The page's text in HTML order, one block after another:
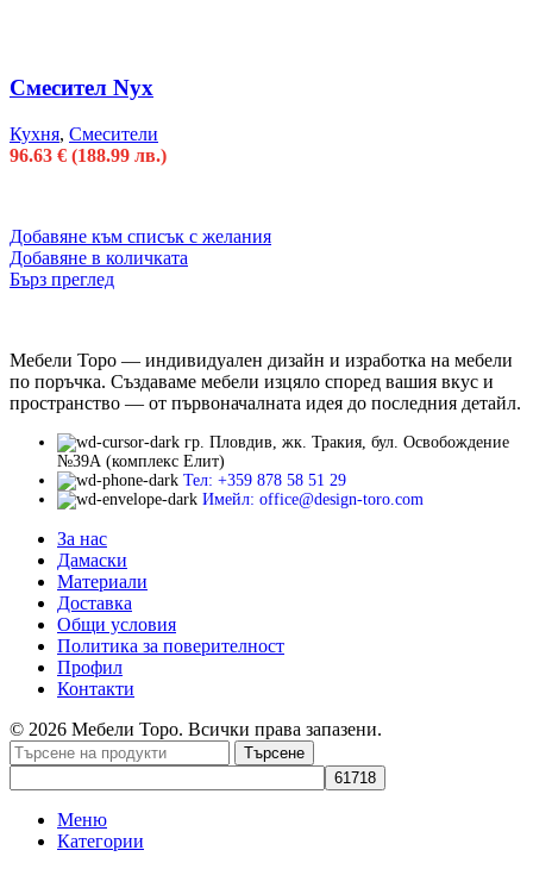
Смесител Nyx
Кухня, Смесители
96.63 € (188.99 лв.)
Добавяне към списък с желания
Добавяне в количката
Бърз преглед
Мебели Торо — индивидуален дизайн и изработка на мебели
по поръчка. Създаваме мебели изцяло според вашия вкус и
пространство — от първоначалната идея до последния детайл.
гр. Пловдив, жк. Тракия, бул. Освобождение
№39А (комплекс Елит)
Тел: +359 878 58 51 29
Имейл: office@design-toro.com
За нас
Дамаски
Материали
Доставка
Общи условия
Политика за поверителност
Профил
Контакти
© 2026 Мебели Торо. Всички права запазени.
Търсене
Меню
Категории